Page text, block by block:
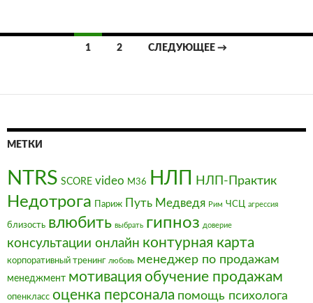
Навигация
записям
1 2 СЛЕДУЮЩЕЕ →
МЕТКИ
NTRS SCORE video М36 НЛП НЛП-Практик
Недотрога Париж Путь Медведя Рим ЧСЦ агрессия
близость влюбить выбрать гипноз доверие
консультации онлайн контурная карта
корпоративный тренинг любовь менеджер по продажам
менеджмент мотивация обучение продажам
опенкласс оценка персонала помощь психолога